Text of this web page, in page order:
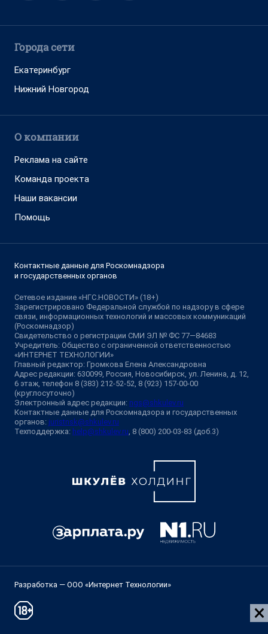
Города сети
Екатеринбург
Нижний Новгород
О компании
Реклама на сайте
Команда проекта
Наши вакансии
Помощь
Контактные данные для Роскомнадзора
и государственных органов
Сетевое издание «НГС.НОВОСТИ» (18+)
Зарегистрировано Федеральной службой по надзору в сфере
связи, информационных технологий и массовых коммуникаций
(Роскомнадзор)
Свидетельство о регистрации СМИ ЭЛ № ФС 77—84683
Учредитель: Общество с ограниченной ответственностью
«ИНТЕРНЕТ ТЕХНОЛОГИИ»
Главный редактор: Громкова Елена Александровна
Адрес редакции: 630099, Россия, Новосибирск, ул. Ленина, д. 12,
6 этаж, телефон 8 (383) 212-52-52, 8 (923) 157-00-00
(круглосуточно)
Электронный адрес редакции: ngs@shkulev.ru
Контактные данные для Роскомнадзора и государственных
органов: juristnsk@shkulev.ru
Техподдержка: help@shkulev.ru , 8 (800) 200-03-83 (доб.3)
Разработка — ООО «Интернет Технологии»